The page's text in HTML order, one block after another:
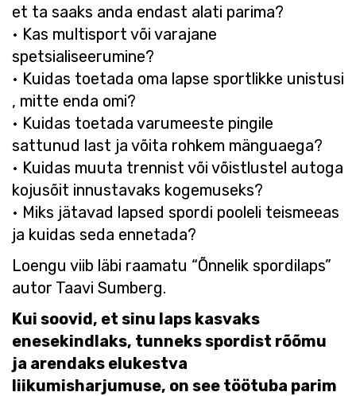
et ta saaks anda endast alati parima?
• Kas multisport või varajane
spetsialiseerumine​?
• Kuidas toetada oma lapse sportlikke unistusi​
, mitte enda omi?
• Kuidas toetada varumeeste pingile
sattunud last​ ja võita rohkem mänguaega?
• Kuidas muuta trennist või võistlustel autoga
kojusõit innustavaks ​kogemuseks?
• Miks jätavad lapsed spordi pooleli teismeeas
ja kuidas seda ennetada?
Loengu viib läbi raamatu “Õnnelik spordilaps”
autor Taavi Sumberg.
Kui soovid, et sinu laps kasvaks
enesekindlaks, tunneks spordist rõõmu
ja arendaks elukestva
liikumisharjumuse, on see töötuba parim